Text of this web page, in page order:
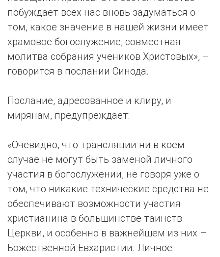
побуждает всех нас вновь задуматься о
том, какое значение в нашей жизни имеет
храмовое богослужение, совместная
молитва собрания учеников Христовых», –
говорится в послании Синода.
Послание, адресованное и клиру, и
мирянам, предупреждает:
«Очевидно, что трансляции ни в коем
случае не могут быть заменой личного
участия в богослужении, не говоря уже о
том, что никакие технические средства не
обеспечивают возможности участия
христианина в большинстве таинств
Церкви, и особенно в важнейшем из них –
Божественной Евхаристии. Личное